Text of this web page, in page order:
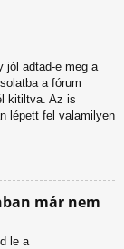
jól adtad-e meg a
a fórum
kitiltva. Az is
lépett fel valamilyen
már nem
le a